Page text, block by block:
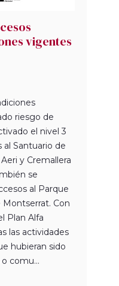
vigentes
riesgo de
el nivel 3
al Santuario de
y Cremallera
se
al Parque
Con
Plan Alfa
las actividades
hubieran sido
comu...